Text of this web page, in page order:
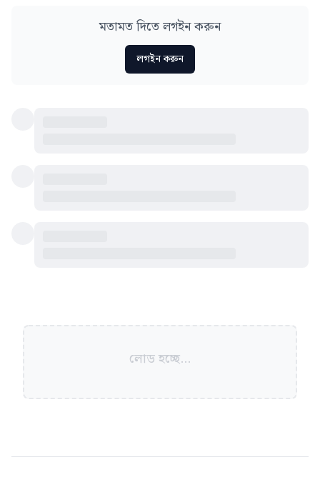
মতামত দিতে লগইন করুন
লগইন করুন
লোড হচ্ছে...